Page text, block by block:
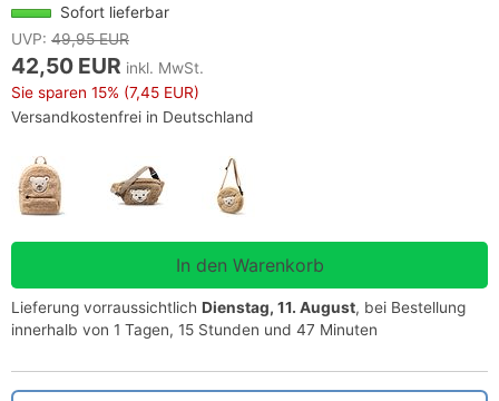
Sofort lieferbar
UVP: 49,95 EUR
42,50 EUR inkl. MwSt.
Sie sparen 15% (7,45 EUR)
Versandkostenfrei in Deutschland
Lieferung vorraussichtlich Dienstag, 11. August, bei Bestellung
innerhalb von 1 Tagen, 15 Stunden und 47 Minuten